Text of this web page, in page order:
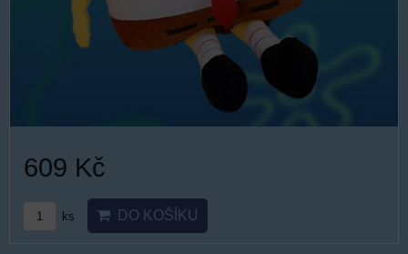
609 Kč
ks DO KOŠÍKU